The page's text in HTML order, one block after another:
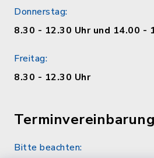
Donnerstag:
8.30 - 12.30 Uhr und 14.00 -
Freitag:
8.30 - 12.30 Uhr
Terminvereinbarung
Bitte beachten: